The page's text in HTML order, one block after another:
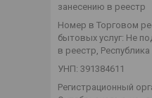
занесению в реестр
Номер в Торговом
бытовых услуг: Не
в реестр,
УНП: 391384611
Регистрационный